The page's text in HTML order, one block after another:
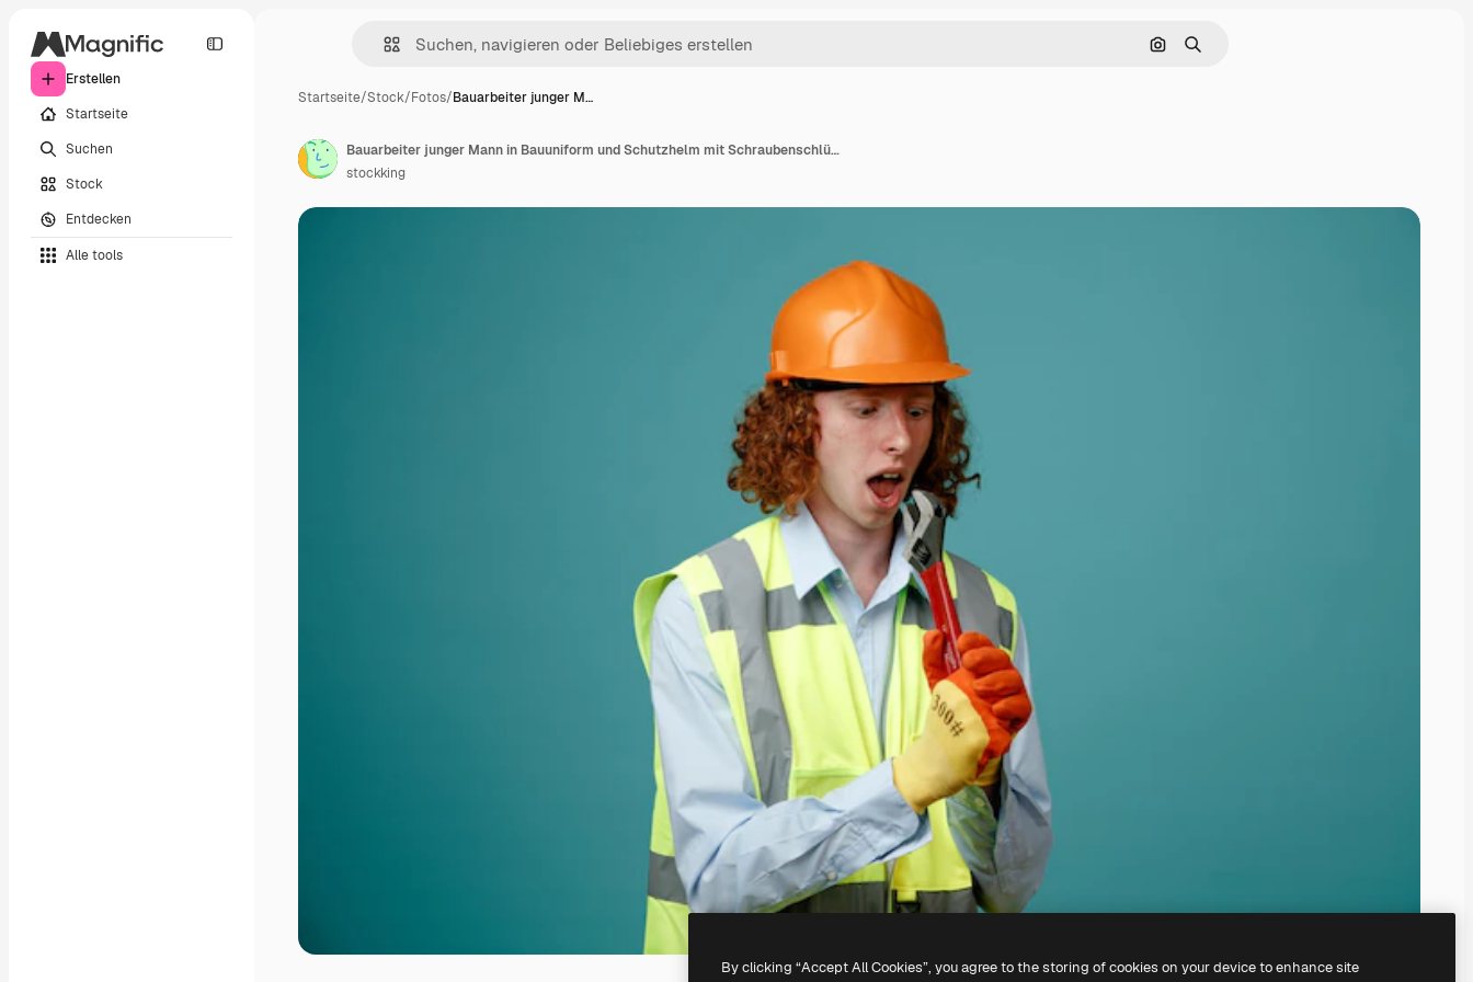
Erstellen
Startseite
Suchen
Stock
Entdecken
Alle tools
Nach Bild suchen
Suchen
Startseite/Stock/Fotos/Bauarbeiter junger M…
Bauarbeiter junger Mann in Bauuniform und Schutzhelm mit Schraubenschlüssel als Mikrofon, der Spaß beim Singen hat, der über blauem Hintergrund steht
stockking
By clicking “Accept All Cookies”, you agree to the storing of cookies on your device to enhance site